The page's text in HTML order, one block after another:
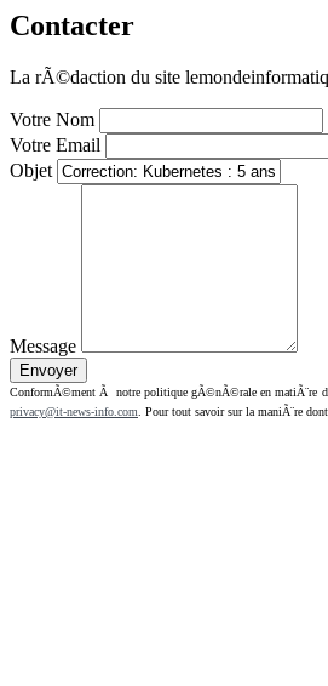
Contacter
La rÃ©daction du site
Votre Nom
Votre Email
Objet
Message
ConformÃ©ment Ã notre politique gÃ©nÃ©rale en matiÃ¨re de
privacy@it-news-info.com . Pour tout savoir sur la maniÃ¨re